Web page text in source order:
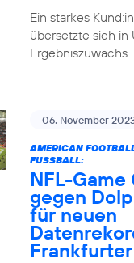
Ein starkes
übersetzte sich in
Ergebniszuwachs.
06. November
AMERICAN
FUSSBALL:
NFL-Game
gegen
für neuen